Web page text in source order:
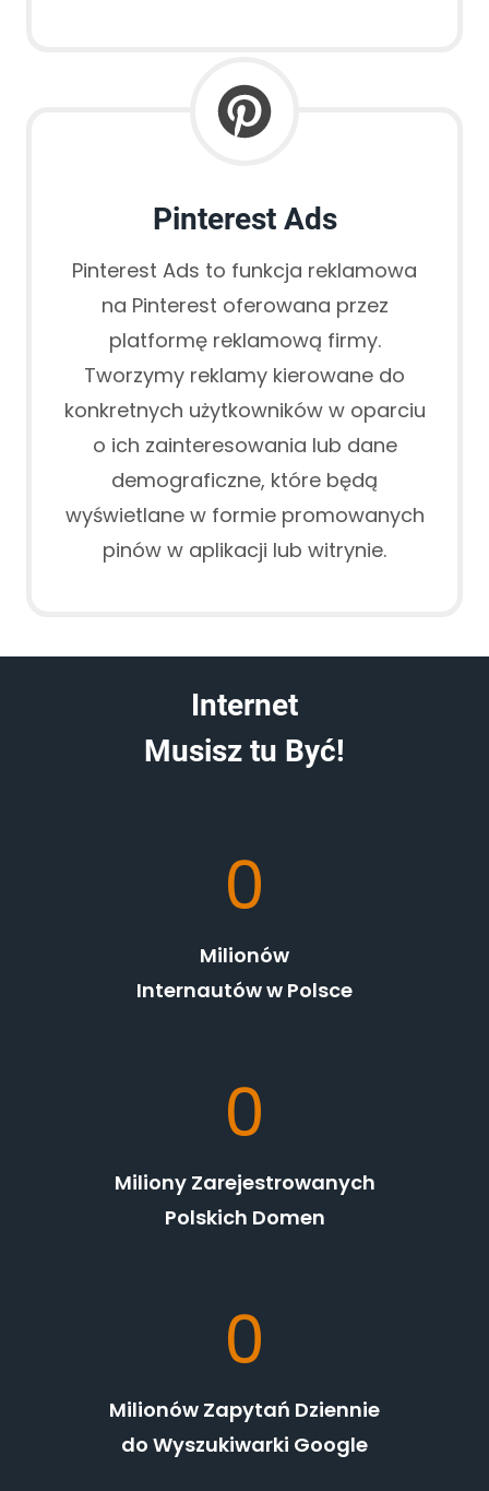
Pinterest Ads
Pinterest Ads to funkcja reklamowa
na Pinterest oferowana przez
platformę reklamową firmy.
Tworzymy reklamy kierowane do
konkretnych użytkowników w oparciu
o ich zainteresowania lub dane
demograficzne, które będą
wyświetlane w formie promowanych
pinów w aplikacji lub witrynie.
Internet
Musisz tu Być!
0
Milionów
Internautów w Polsce
0
Miliony Zarejestrowanych
Polskich Domen
0
Milionów Zapytań Dziennie
do Wyszukiwarki Google